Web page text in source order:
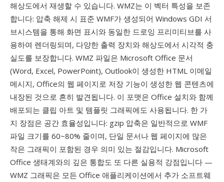
해상도에서 재생할 수 있습니다. WMZ는 이 벡터 특성을 보존
합니다: 압축 해제 시 표준 WMF가 생성되어 Windows GDI 서
브시스템을 통해 화면 표시와 동일한 드로잉 프리미티브를 사
용하여 렌더링되며, 다양한 출력 장치와 해상도에서 시각적 충
실도를 보장합니다. WMZ 파일은 Microsoft Office 문서
(Word, Excel, PowerPoint), Outlook이 생성한 HTML 이메일
메시지, Office의 웹 페이지로 저장 기능이 생성한 웹 콘텐츠에
내장된 것으로 흔히 발견됩니다. 이 포맷은 Office 설치와 함께
배포되는 클립 아트 및 템플릿 그래픽에도 사용됩니다. 한 가
지 장점은 공간 효율성입니다: gzip 압축은 일반적으로 WMF
파일 크기를 60~80% 줄이며, 단일 문서나 웹 페이지에 많은
작은 그래픽이 포함된 경우 의미 있는 절감입니다. Microsoft
Office 생태계와의 깊은 통합도 또 다른 실용적 강점입니다 —
WMZ 그래픽은 모든 Office 애플리케이션에서 추가 소프트웨